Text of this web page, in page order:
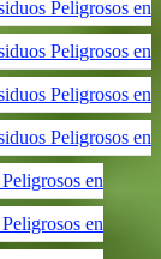
Peligrosos en
Peligrosos en
Peligrosos en
Peligrosos en
en
en